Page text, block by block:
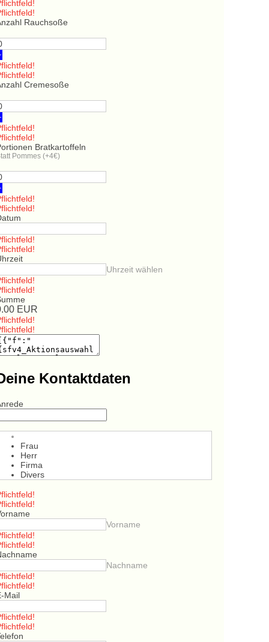
Rauchsoße
Cremesoße
Bratkartoffeln
Pommes (+4€)
Uhrzeit wählen
EUR
Kontaktdaten
Frau
Herr
Firma
Divers
Vorname
Nachname
Mail